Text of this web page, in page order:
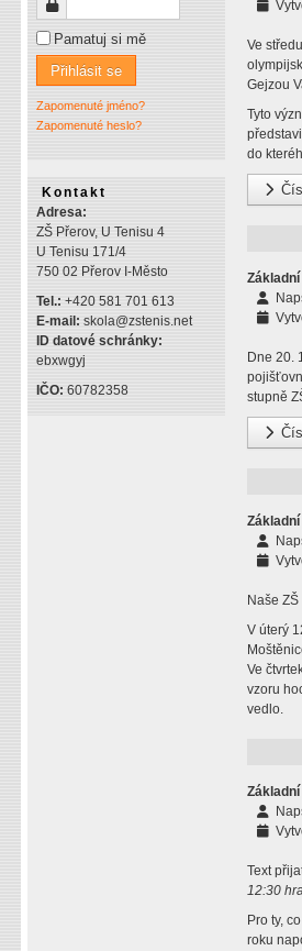
Pamatuj si mě
Přihlásit se
Zapomenuté jméno?
Zapomenuté heslo?
Kontakt
Adresa:
ZŠ Přerov, U Tenisu 4
U Tenisu 171/4
750 02 Přerov I-Město
Tel.: +420 581 701 613
E-mail: skola@zstenis.net
ID datové schránky:
ebxwgyj
IČO: 60782358
Ve
Gejzou
Tyto
do
Dne 20.
stupně
Naše
V úterý
Ve
vzoru
vedlo.
Text
12:30
Pro ty,
roku